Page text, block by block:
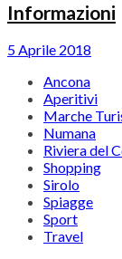
Informazioni
5 Aprile 2018
Ancona
Aperitivi
Marche
Numana
Riviera del
Shopping
Sirolo
Spiagge
Sport
Travel